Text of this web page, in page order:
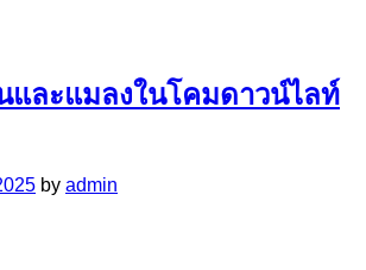
และแมลงในโคมดาวน์ไลท์
by admin